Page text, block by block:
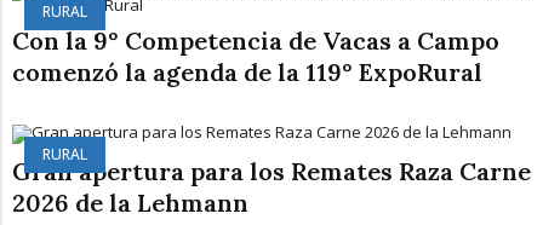
RURAL
Con la 9° Competencia de Vacas a Campo
comenzó la agenda de la 119° ExpoRural
RURAL
Gran apertura para los Remates Raza Carne
2026 de la Lehmann